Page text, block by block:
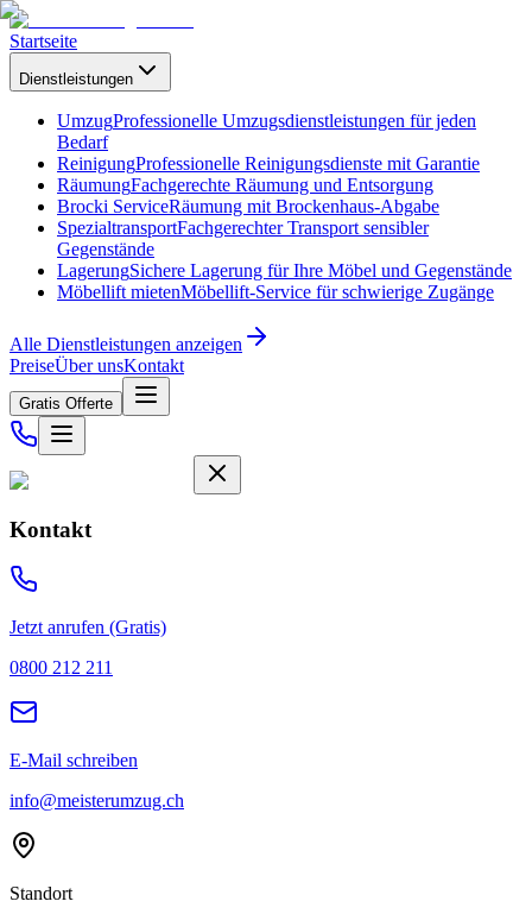
Startseite
Dienstleistungen
UmzugProfessionelle Umzugsdienstleistungen für jeden
Bedarf
ReinigungProfessionelle Reinigungsdienste mit Garantie
RäumungFachgerechte Räumung und Entsorgung
Brocki ServiceRäumung mit Brockenhaus-Abgabe
SpezialtransportFachgerechter Transport sensibler
Gegenstände
LagerungSichere Lagerung für Ihre Möbel und Gegenstände
Möbellift mietenMöbellift-Service für schwierige Zugänge
Alle Dienstleistungen anzeigen
PreiseÜber unsKontakt
Gratis Offerte
Kontakt
Jetzt anrufen (Gratis)
0800 212 211
E-Mail schreiben
info@meisterumzug.ch
Standort